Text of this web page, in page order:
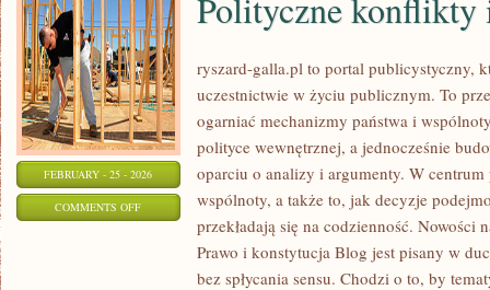
FEBRUARY - 25 - 2026
COMMENTS OFFON
POLITYCZNE
KONFLIKTY
ryszard-galla.pl to portal publicystyczny,
uczestnictwie w życiu publicznym. To
ogarniać mechanizmy państwa i
polityce wewnętrznej, a jednocześnie
oparciu o analizy i argumenty. W centrum
wspólnoty, a także to, jak decyzje
przekładają się na codzienność. Nowości
Prawo i konstytucja Blog jest pisany w
bez spłycania sensu. Chodzi o to, by